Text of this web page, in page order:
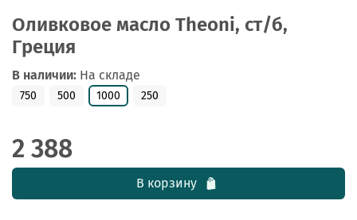
Оливковое масло Theoni, ст/б,
Греция
В наличии: На складе
750 500 1000 250
2 388
В корзину